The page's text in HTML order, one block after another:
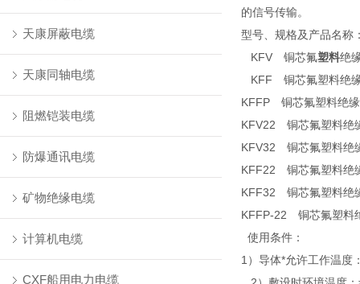
天康屏蔽电缆
天康同轴电缆
阻燃铠装电缆
防爆通讯电缆
矿物绝缘电缆
计算机电缆
CXF船用电力电缆
的信号传输。
型号、规格及产品名称
KFV 铜芯氟塑料绝
KFF 铜芯氟塑料绝
KFFP 铜芯氟塑料绝
KFV22 铜芯氟塑料绝
KFV32 铜芯氟塑料绝
KFF22 铜芯氟塑料绝
KFF32 铜芯氟塑料绝
KFFP-22 铜芯氟塑料
使用条件：
1）导体*允许工作温